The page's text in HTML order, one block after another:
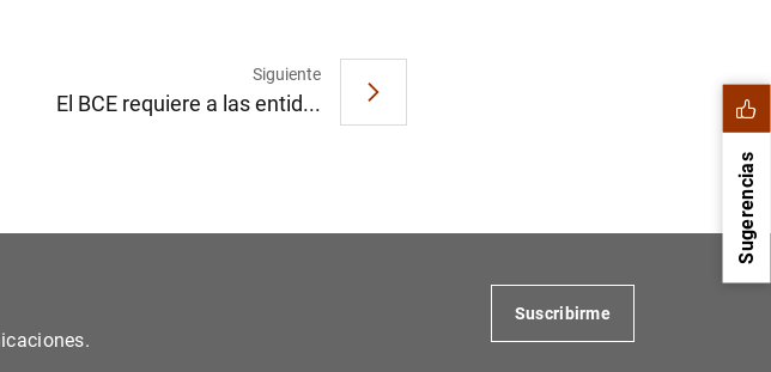
Siguiente
El BCE requiere a las entid...
Sugerencias
Suscribirme